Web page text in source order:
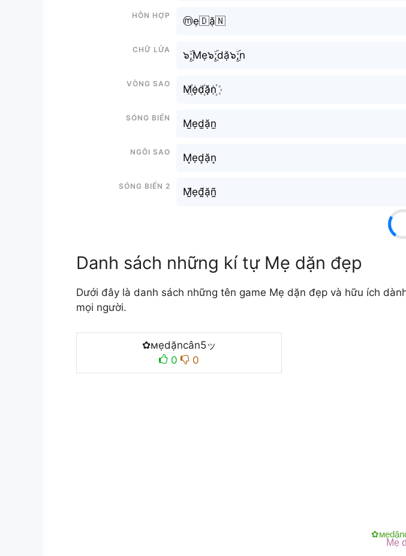
Hỗn hợp
ⓜ️ẹ🇩ặ🇳
Chữ Lửa
๖ۣۜ;Mẹ๖ۣۜ;dặ๖ۣۜ;n
Vòng sao
M꙰ẹd꙰ặn꙰
Sóng biển
M̫ẹd̫ặn̫
Ngôi sao
M͙ẹd͙ặn͙
Sóng biển 2
M̰̃ẹd̰̃ặñ̰
Danh sách những kí tự Mẹ dặn đẹp
Dưới đây là danh sách những tên game Mẹ dặn đẹp và hữu ích
mọi người.
✿мẹdặncân5ッ
0
0